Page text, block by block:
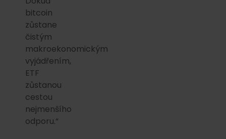
bitcoin
zůstane
čistým
makroekonomickým
vyjádřením,
ETF
zůstanou
cestou
nejmenšího
odporu.“